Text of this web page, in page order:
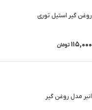
روغن گیر استیل توری
115,000 تومان
انبر مدل روغن گیر